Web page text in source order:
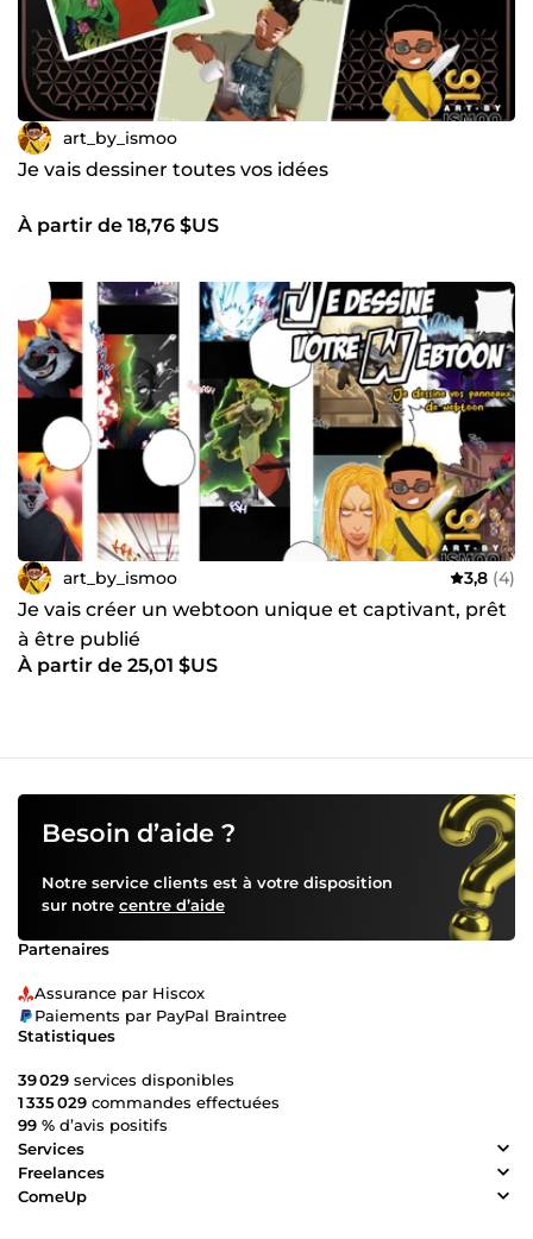
art_by_ismoo
Je vais dessiner toutes vos idées
À partir de 18,76 $US
art_by_ismoo 3,8 (4)
Je vais créer un webtoon unique et captivant, prêt
à être publié
À partir de 25,01 $US
Besoin d’aide ?
Notre service clients est à votre disposition
sur notre centre d’aide
Partenaires
Assurance par Hiscox
Paiements par PayPal Braintree
Statistiques
39 029 services disponibles
1 335 029 commandes effectuées
99 % d’avis positifs
Services
Freelances
ComeUp